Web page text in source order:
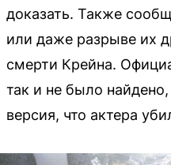
доказать. Также
или даже разрыве их
смерти Крейна.
так и не было
версия, что актера